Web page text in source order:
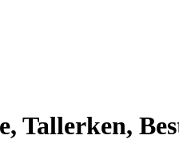
Tallerken,